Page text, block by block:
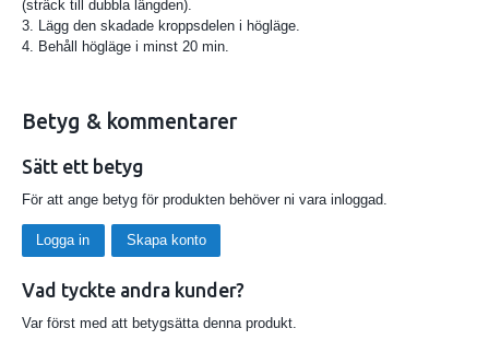
(sträck till dubbla längden).
3. Lägg den skadade kroppsdelen i högläge.
4. Behåll högläge i minst 20 min.
Betyg & kommentarer
Sätt ett betyg
För att ange betyg för produkten behöver ni vara inloggad.
Logga in Skapa konto
Vad tyckte andra kunder?
Var först med att betygsätta denna produkt.